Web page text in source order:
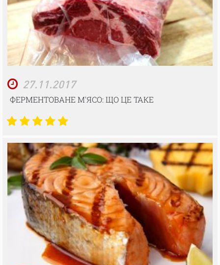
27.11.2017
ФЕРМЕНТОВАНЕ М'ЯСО: ЩО ЦЕ ТАКЕ